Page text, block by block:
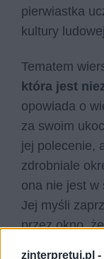
zinterpretuj.pl -
pierwiastka
kultury
Tematem
która jest
opowiada o
za swoim
jej polecenie,
zdrobniale
ona nie jest w
Jej myśli
przez okno,